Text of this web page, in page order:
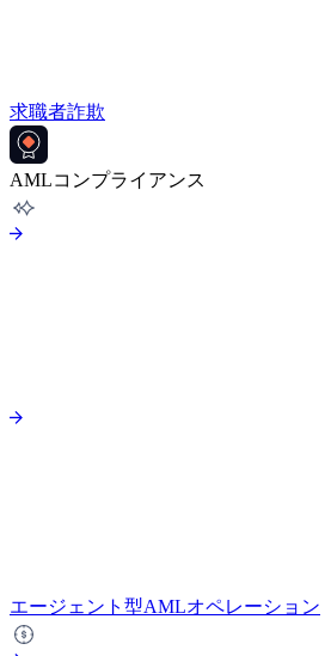
求職者詐欺
AMLコンプライアンス
エージェント型AMLオペレーション